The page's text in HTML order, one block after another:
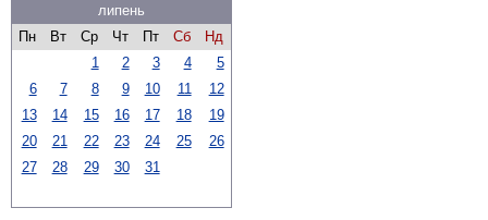
липень
Пн
Вт Ср Чт Пт Сб
Нд
1
2 3 4
5
6
7 8 9 10 11
12
13
14 15 16 17 18
19
20
21 22 23 24 25
26
27
28 29 30 31